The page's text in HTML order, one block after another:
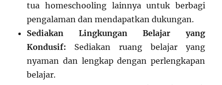
tua homeschooling lainnya untuk berbagi
pengalaman dan mendapatkan dukungan.
Sediakan Lingkungan Belajar yang
Kondusif: Sediakan ruang belajar yang
nyaman dan lengkap dengan perlengkapan
belajar.